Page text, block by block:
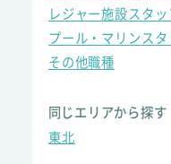
レジャー施設スタッ
プール・マリンスタ
その他職種
同じエリアから探す
東北